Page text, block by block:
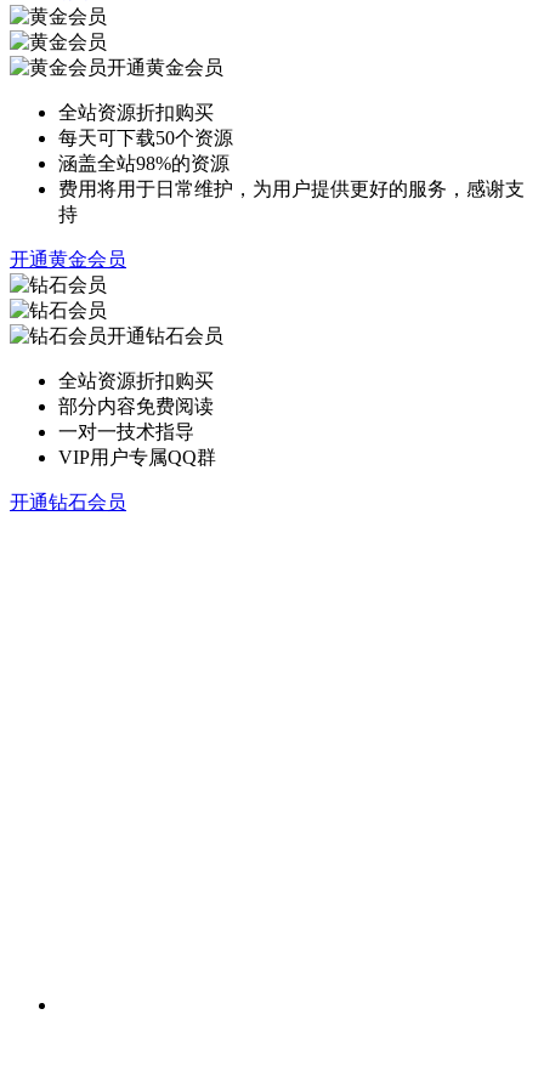
开通黄金会员
全站资源折扣购买
每天可下载50个资源
涵盖全站98%的资源
费用将用于日常维护，为用户提供更好的服务，感谢支
持
开通黄金会员
开通钻石会员
全站资源折扣购买
部分内容免费阅读
一对一技术指导
VIP用户专属QQ群
开通钻石会员